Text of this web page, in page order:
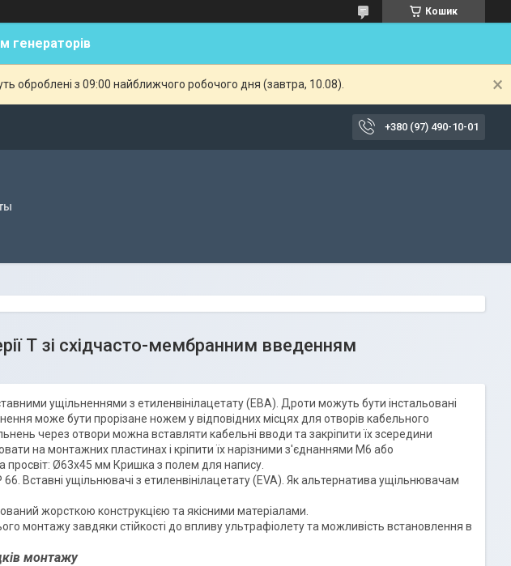
Кошик
генераторів
оброблені з 09:00 найближчого робочого дня (завтра, 10.08).
+380 (97) 490-10-01
Т зі східчасто-мембранним введенням
ущільненнями з етиленвінілацетату (ЕВА). Дроти можуть бути інстальовані
може бути прорізане ножем у відповідних місцях для отворів кабельного
через отвори можна вставляти кабельні вводи та закріпити їх зсередини
на монтажних пластинах і кріпити їх нарізними з'єднаннями M6 або
просвіт: Ø63x45 мм Кришка з полем для напису.
Вставні ущільнювачі з етиленвінілацетату (EVA). Як альтернатива ущільнювачам
жорсткою конструкцією та якісними матеріалами.
монтажу завдяки стійкості до впливу ультрафіолету та можливість встановлення в
монтажу